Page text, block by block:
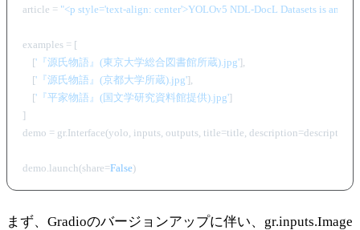
article = "<p style='text-align: center'>YOLOv5 NDL-DocL Datasets is an
examples = [
    [
'『源氏物語』(東京大学総合図書館所蔵).jpg'],
    [
'『源氏物語』(京都大学所蔵).jpg'],
    [
'『平家物語』(国文学研究資料館提供).jpg']
]
demo = gr.Interface(yolo, inputs, outputs, title=title, description=description,
demo.launch(share=False )
まず、Gradioのバージョンアップに伴い、gr.inputs.Image